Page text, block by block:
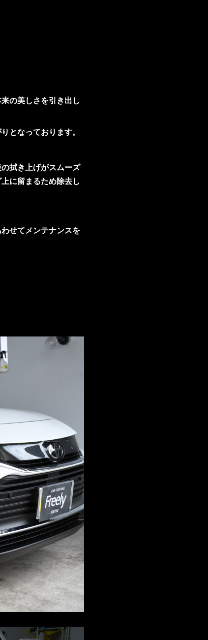
の美しさを引き出し
となっております。
拭き上げがスムーズ
に留まるため除去し
せてメンテナンスを